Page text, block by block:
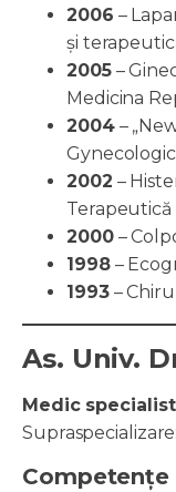
2006 –
și
2005–
Medicina
2004–
2002 –
Terapeutică
2000–
1998–
1993–
As. Univ.
Medic
Supraspecializare:
Competențe